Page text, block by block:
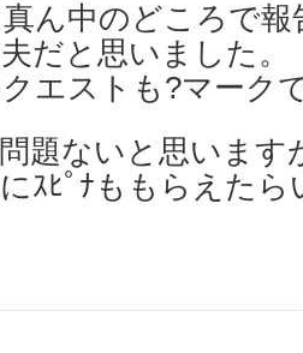
ん中のどころで
だと思いました。
エストも?マーク
題ないと思いま
ｽﾋﾟﾅももらえた